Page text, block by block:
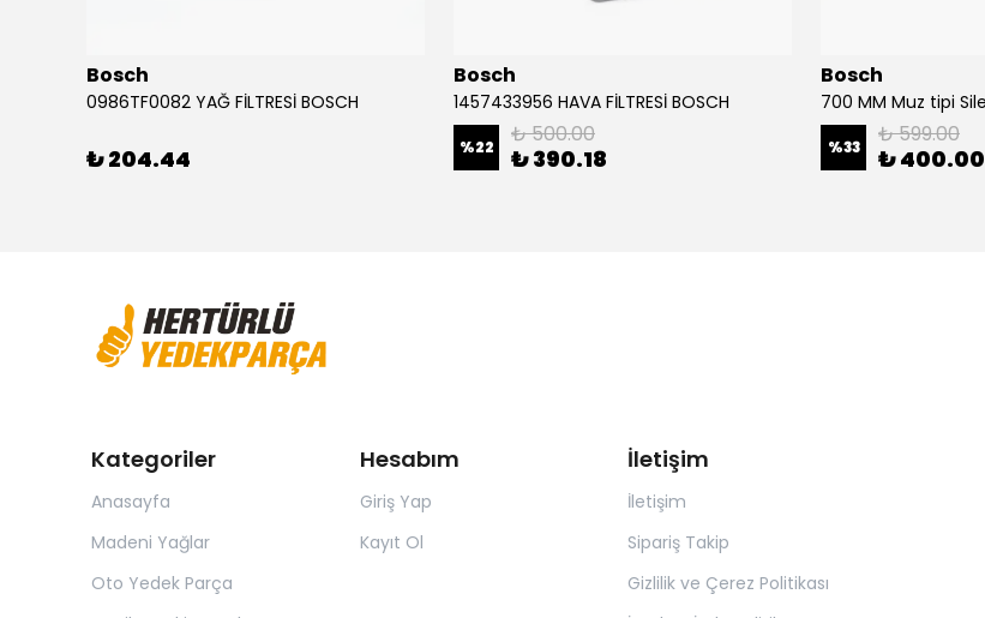
Bosch
0986TF0082 YAĞ FİLTRESİ BOSCH
₺ 204.44
Bosch
1457433956 HAVA FİLTRESİ BOSCH
%22 ₺ 500.00
₺ 390.18
Bosch
%33 ₺ 599.00
₺ 400.00
Kategoriler
Anasayfa
Madeni Yağlar
Oto Yedek Parça
Hesabım
Giriş Yap
Kayıt Ol
İletişim
İletişim
Sipariş Takip
Gizlilik ve Çerez Politikası